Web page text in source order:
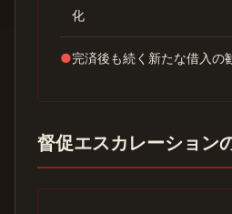
化
●完済後も続く新たな借入の
督促エスカレーション